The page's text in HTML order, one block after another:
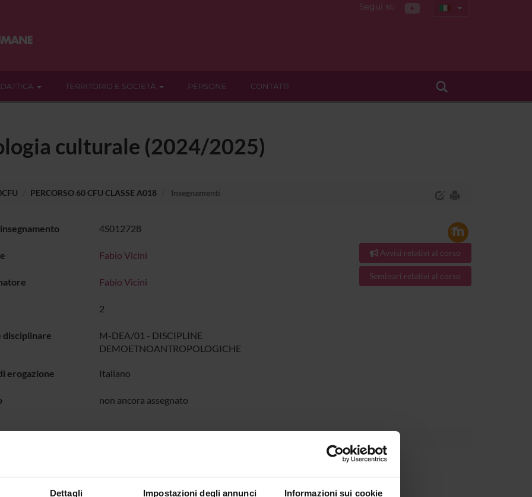
Dettagli Impostazioni degli annunci Informazioni sui cookie
Segui su
TERRITORIO E SOCIETÀ PERSONE CONTATTI
culturale (2024/2025)
PERCORSO 60 CFU CLASSE A018 Insegnamenti
4S012728
Fabio Vicini
Fabio Vicini
2
disciplinare
M-DEA/01 - DISCIPLINE
DEMOETNOANTROPOLOGICHE
erogazione Italiano
non ancora assegnato
Avvisi relativi al corso
Seminari relativi al corso